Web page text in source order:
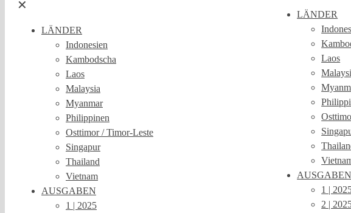
✕
LÄNDER
Indonesien
Kambodscha
Laos
Malaysia
Myanmar
Philippinen
Osttimor / Timor-Leste
Singapur
Thailand
Vietnam
AUSGABEN
1 | 2025
LÄNDER
Laos
AUSGABEN
1 |
2 |